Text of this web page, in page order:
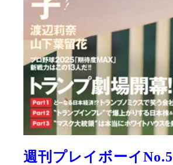
週刊プレイボーイNo.5